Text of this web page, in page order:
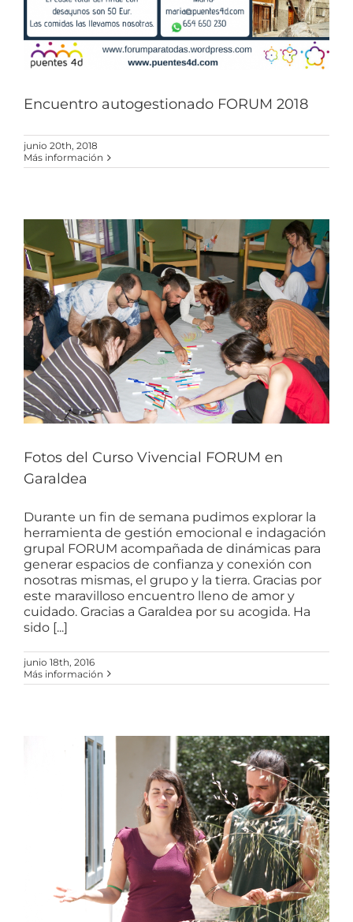
Encuentro autogestionado FORUM 2018
junio 20th, 2018
Más información
Fotos del Curso Vivencial FORUM en
Garaldea
Durante un fin de semana pudimos explorar la
herramienta de gestión emocional e indagación
grupal FORUM acompañada de dinámicas para
generar espacios de confianza y conexión con
nosotras mismas, el grupo y la tierra. Gracias por
este maravilloso encuentro lleno de amor y
cuidado. Gracias a Garaldea por su acogida. Ha
sido [...]
junio 18th, 2016
Más información